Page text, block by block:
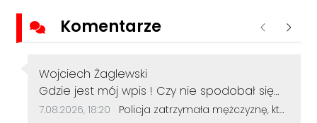
Komentarze Poprzednie
Autor komentarza:
Wojciech Żaglewski
Treść komentarza:
Gdzie jest mój wpis ! Czy nie spodobał się
komus z policji czy notabli z Polskiej Opus Dei
Data dodania komentarza:
7.08.2026, 18:20 Źródło komentarza:
Policja zatrzymała mężczyznę, który dewastował koziołki siekierą! Odcięte elementy zakopał w ogródku